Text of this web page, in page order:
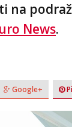
na
News.
Google+